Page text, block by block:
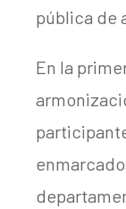
pública de
En la